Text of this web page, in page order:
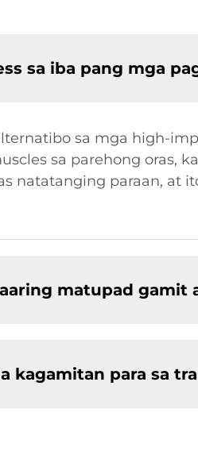
sa iba pang mga
sa mga high-
sa parehong oras,
natatanging paraan, at
matupad gamit
kagamitan para sa